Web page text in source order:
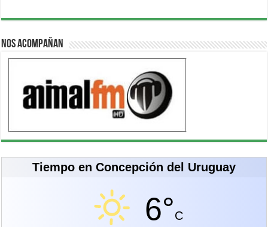
Nos acompañan
Tiempo en Concepción del Uruguay
6°C